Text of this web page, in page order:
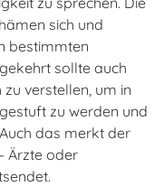
sich und
bestimmten
sollte auch
verstellen, um in
zu werden und
das merkt der
Ärzte oder